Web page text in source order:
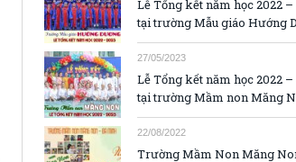
Lễ Tổng kết năm học 2022 –
tại trường Mẫu giáo Hướng
27/05/2023
Lễ Tổng kết năm học 2022 –
tại trường Mầm non Măng
22/08/2022
Trường Mầm Non Măng